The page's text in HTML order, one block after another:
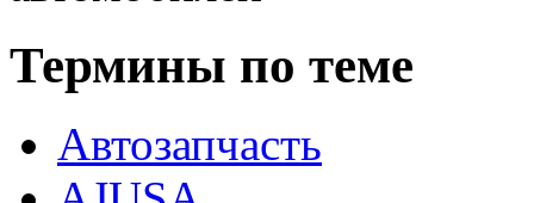
Термины по теме
Автозапчасть